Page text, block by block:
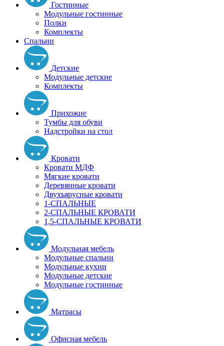
Гостинные
Модульные гостинные
Полки
Комплекты
Спальни
Детские
Модульные детские
Комплекты
Прихожие
Тумбы для обуви
Надстройки на стол
Кровати
Кровати МДФ
Мягкие кровати
Деревянные кровати
Двухъярусные кровати
1-СПАЛЬНЫЕ
2-СПАЛЬНЫЕ КРОВАТИ
1,5-СПАЛЬНЫЕ КРОВАТИ
Модульная мебель
Модульные спальни
Модульные кухни
Модульные детские
Модульные гостинные
Матрасы
Офисная мебель